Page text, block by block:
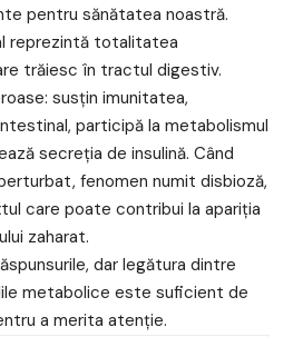
pentru sănătatea noastră.
reprezintă totalitatea
trăiesc în tractul digestiv.
susțin imunitatea,
participă la metabolismul
secreția de insulină. Când
fenomen numit disbioză,
care poate contribui la apariția
zaharat.
dar legătura dintre
metabolice este suficient de
a merita atenție.